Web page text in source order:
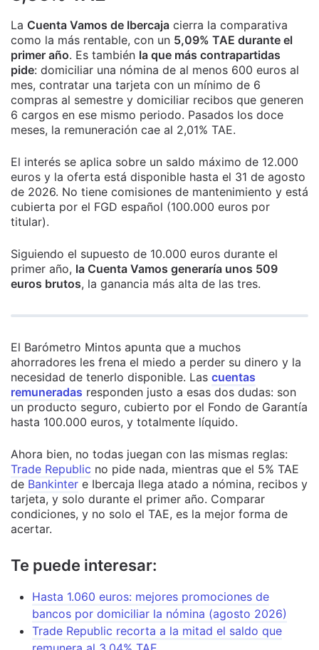
La Cuenta Vamos de Ibercaja cierra la comparativa
como la más rentable, con un 5,09% TAE durante el
primer año. Es también la que más contrapartidas
pide: domiciliar una nómina de al menos 600 euros al
mes, contratar una tarjeta con un mínimo de 6
compras al semestre y domiciliar recibos que generen
6 cargos en ese mismo periodo. Pasados los doce
meses, la remuneración cae al 2,01% TAE.
El interés se aplica sobre un saldo máximo de 12.000
euros y la oferta está disponible hasta el 31 de agosto
de 2026. No tiene comisiones de mantenimiento y está
cubierta por el FGD español (100.000 euros por
titular).
Siguiendo el supuesto de 10.000 euros durante el
primer año, la Cuenta Vamos generaría unos 509
euros brutos, la ganancia más alta de las tres.
El Barómetro Mintos apunta que a muchos
ahorradores les frena el miedo a perder su dinero y la
necesidad de tenerlo disponible. Las cuentas
remuneradas responden justo a esas dos dudas: son
un producto seguro, cubierto por el Fondo de Garantía
hasta 100.000 euros, y totalmente líquido.
Ahora bien, no todas juegan con las mismas reglas:
Trade Republic no pide nada, mientras que el 5% TAE
de Bankinter e Ibercaja llega atado a nómina, recibos y
tarjeta, y solo durante el primer año. Comparar
condiciones, y no solo el TAE, es la mejor forma de
acertar.
Te puede interesar:
Hasta 1.060 euros: mejores promociones de
bancos por domiciliar la nómina (agosto 2026)
Trade Republic recorta a la mitad el saldo que